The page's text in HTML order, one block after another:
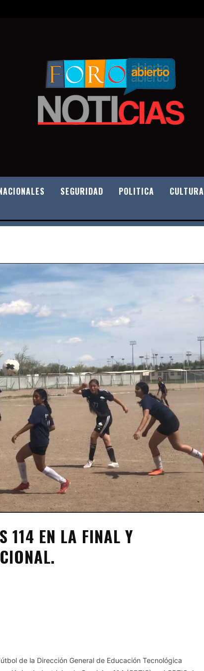
SEGURIDAD POLITICA CULTURA
114 EN LA FINAL Y
de la Dirección General de Educación Tecnológica